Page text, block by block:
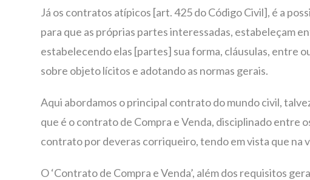
Já os contratos atípicos [art. 425 do Código Civil], é a
para que as próprias partes interessadas, estabeleçam
estabelecendo elas [partes] sua forma, cláusulas, entre
sobre objeto lícitos e adotando as normas gerais.
Aqui abordamos o principal contrato do mundo civil,
que é o contrato de Compra e Venda, disciplinado entre
contrato por deveras corriqueiro, tendo em vista que na
O ‘Contrato de Compra e Venda’, além dos requisitos